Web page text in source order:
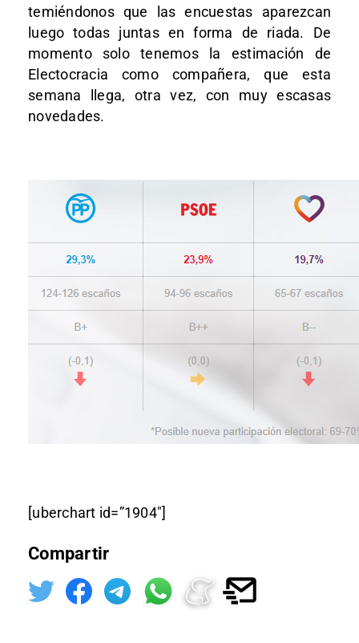
temiéndonos que las encuestas aparezcan
luego todas juntas en forma de riada. De
momento solo tenemos la estimación de
Electocracia como compañera, que esta
semana llega, otra vez, con muy escasas
novedades.
[uberchart id=”1904″]
Compartir